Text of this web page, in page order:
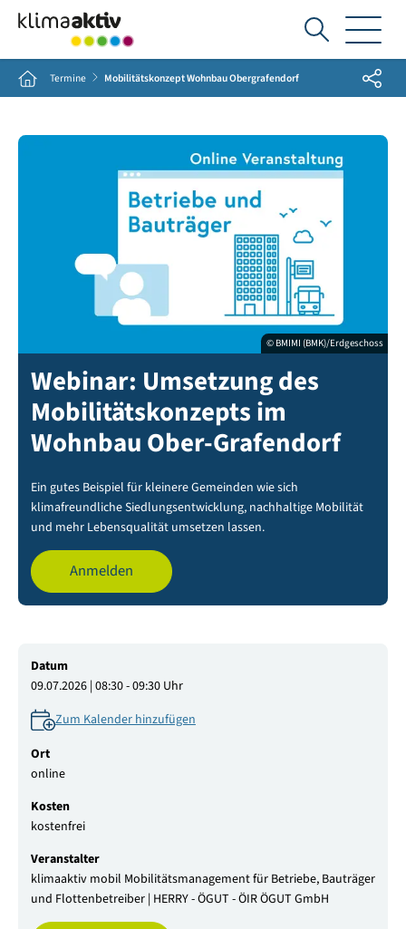
Ich
suche...
Home Termine Mobilitätskonzept Wohnbau Obergrafendorf Share
© BMIMI (BMK)/Erdgeschoss
Webinar: Umsetzung des
Mobilitätskonzepts im
Wohnbau Ober-Grafendorf
Ein gutes Beispiel für kleinere Gemeinden wie sich
klimafreundliche Siedlungsentwicklung, nachhaltige Mobilität
und mehr Lebensqualität umsetzen lassen.
Anmelden
Datum
09.07.2026 | 08:30 - 09:30 Uhr
Zum Kalender hinzufügen
Ort
online
Kosten
kostenfrei
Veranstalter
klimaaktiv mobil Mobilitätsmanagement für Betriebe, Bauträger
und Flottenbetreiber | HERRY - ÖGUT - ÖIR ÖGUT GmbH